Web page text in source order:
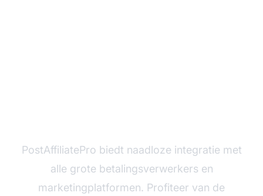
PostAffiliatePro biedt naadloze integratie met
alle grote betalingsverwerkers en
marketingplatformen. Profiteer van de